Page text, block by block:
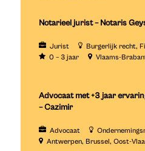
Notarieel jurist – Notaris
Jurist Burgerlijk recht
0 – 3 jaar
Vlaams-
Advocaat met +3 jaar
– Cazimir
Advocaat
Antwerpen Brussel Oost-